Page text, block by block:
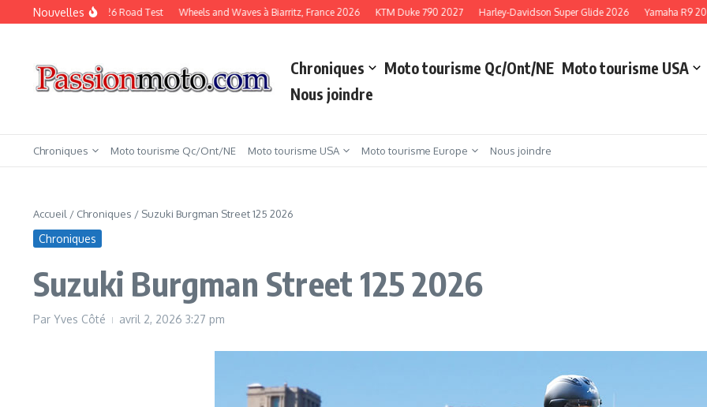
Aller au contenu
Nouvelles
KTM Duke 790 2026 Road Test Wheels and Waves à Biarritz, France 2026 KTM Duke 790 2027 Harley-Davidson Super Glide 2026 Yamaha R9 2027
Chroniques Moto tourisme Qc/Ont/NE Moto tourisme USA
Nous joindre
Chroniques Moto tourisme Qc/Ont/NE Moto tourisme USA Moto tourisme Europe Nous joindre
Accueil / Chroniques / Suzuki Burgman Street 125 2026
Chroniques
Suzuki Burgman Street 125 2026
Par Yves Côté avril 2, 2026 3:27 pm